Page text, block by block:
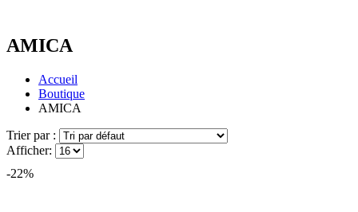
AMICA
Accueil
Boutique
AMICA
Trier par :
Afficher:
-22%